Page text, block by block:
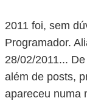
2011 foi, sem
Programador.
28/02/2011...
além de posts,
apareceu numa